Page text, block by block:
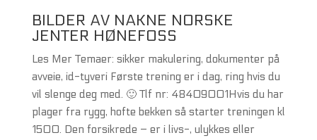
BILDER AV NAKNE NORSKE
JENTER HØNEFOSS
Les Mer Temaer: sikker makulering, dokumenter på
avveie, id-tyveri Første trening er i dag, ring hvis du
vil slenge deg med. 🙂 Tlf nr: 48409001Hvis du har
plager fra rygg, hofte bekken så starter treningen kl
1500. Den forsikrede – er i livs-, ulykkes eller